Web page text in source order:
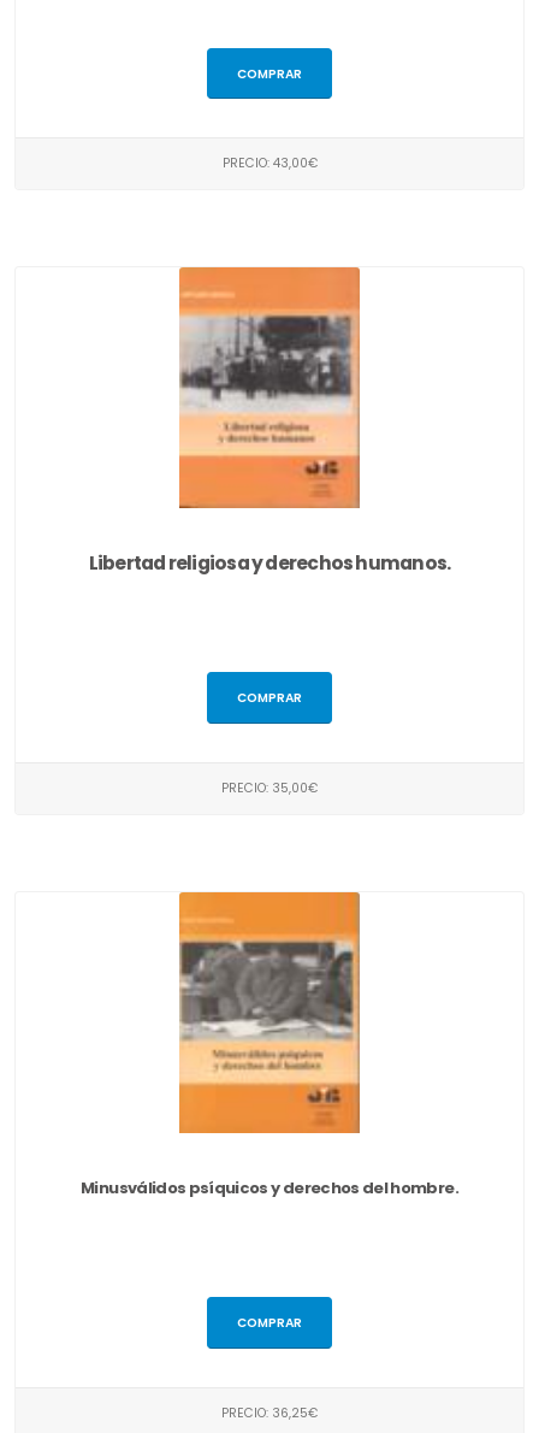
COMPRAR
PRECIO: 43,00€
Libertad religiosa y derechos humanos.
COMPRAR
PRECIO: 35,00€
Minusválidos psíquicos y derechos del hombre.
COMPRAR
PRECIO: 36,25€